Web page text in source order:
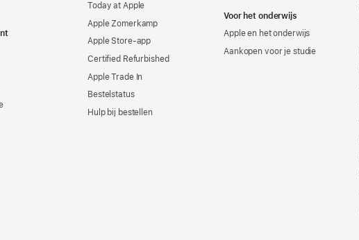
Today at Apple
Apple Zomerkamp
Apple Store-app
Certified Refurbished
Apple Trade In
Bestelstatus
Hulp bij bestellen
Voor het onderwijs
Apple en het onderwijs
Aankopen voor je studie